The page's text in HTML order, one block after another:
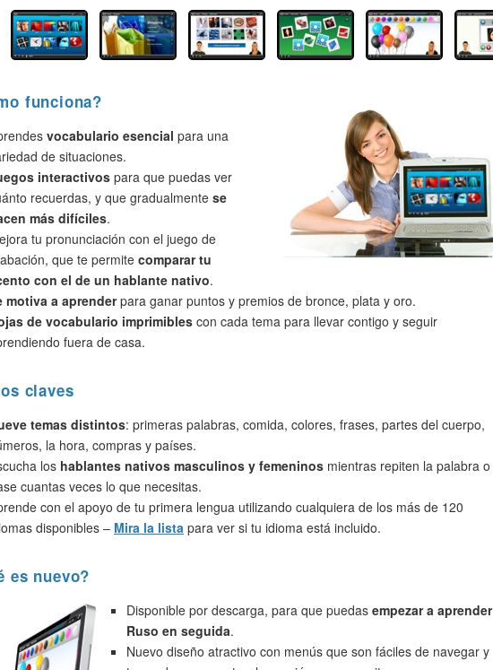
funciona?
vocabulario esencial para una
de situaciones.
interactivos para que puedas ver
recuerdas, y que gradualmente se
más difíciles.
tu pronunciación con el juego de
que te permitecomparar tu
con el de un hablante nativo.
motiva a aprenderpara ganar puntos y premios de bronce, plata y oro.
de vocabulario imprimiblescon cada tema para llevar contigo y seguir
fuera de casa.
claves
temas distintos: primeras palabras, comida, colores, frases, partes del cuerpo,
la hora, compras y países.
los hablantes nativos masculinos y femeninos mientras repiten la palabra o
cuantas veces lo que necesitas.
con el apoyo de tu primera lengua utilizando cualquiera de los más de 120
disponibles – Mira la lista para ver si tu idioma está incluido.
es nuevo?
Disponible por descarga, para que puedas empezar a aprender
Ruso en seguida.
Nuevo diseño atractivo con menús que son fáciles de navegar y